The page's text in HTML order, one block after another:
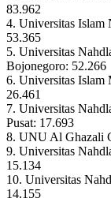
83.962
4. Universitas Islam
53.365
5. Universitas
Bojonegoro: 52.266
6. Universitas
26.461
7. Universitas
Pusat: 17.693
8. UNU Al Ghazali
9. Universitas
15.134
10. Universitas
14.155